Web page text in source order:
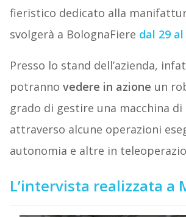
fieristico dedicato alla
svolgerà a BolognaFiere dal 29
Presso lo stand dell’azienda,
potranno vedere in azione un
grado di gestire una macchina di
attraverso alcune operazioni
autonomia e altre in
L’intervista realizzata a